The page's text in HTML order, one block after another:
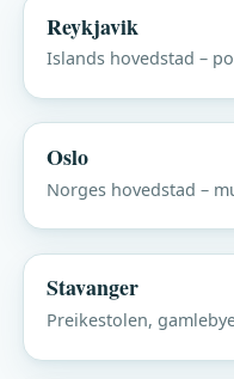
Reykjavik
Islands hovedstad –
Oslo
Norges hovedstad –
Stavanger
Preikestolen,